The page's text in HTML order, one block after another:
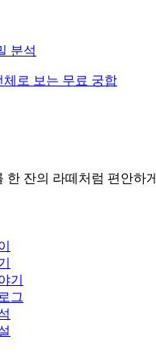
분석
로 보는 무료 궁합
한 잔의 라떼처럼 편안하게
기
그